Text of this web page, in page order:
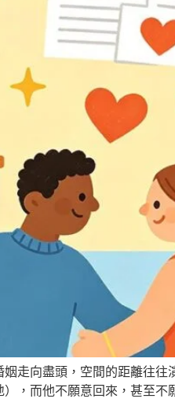
走向盡頭，空間的距離往往
，而他不願意回來，甚至不